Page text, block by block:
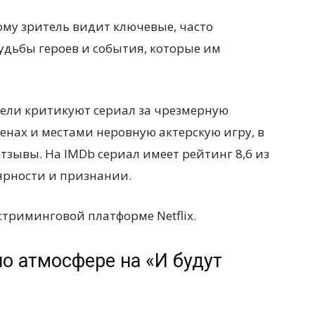
зритель видит ключевые, часто
героев и события, которые им
критикуют сериал за чрезмерную
и местами неровную актерскую игру, в
На IMDb сериал имеет рейтинг 8,6 из
и признании.
платформе Netflix.
атмосфере на «И будут